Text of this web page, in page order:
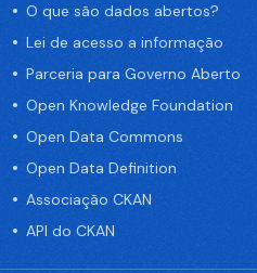
O que são dados abertos?
Lei de acesso a informação
Parceria para Governo Aberto
Open Knowledge Foundation
Open Data Commons
Open Data Definition
Associação CKAN
API do CKAN